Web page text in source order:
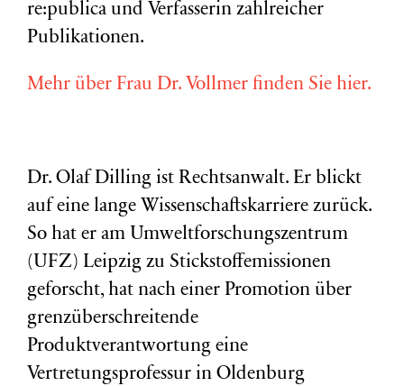
re:publica und Verfasserin zahlreicher
Publikationen.
Mehr über Frau Dr. Vollmer finden Sie hier.
Dr. Olaf Dilling ist Rechtsanwalt. Er blickt
auf eine lange Wissenschaftskarriere zurück.
So hat er am Umweltforschungszentrum
(UFZ) Leipzig zu Stickstoffemissionen
geforscht, hat nach einer Promotion über
grenzüberschreitende
Produktverantwortung eine
Vertretungsprofessur in Oldenburg